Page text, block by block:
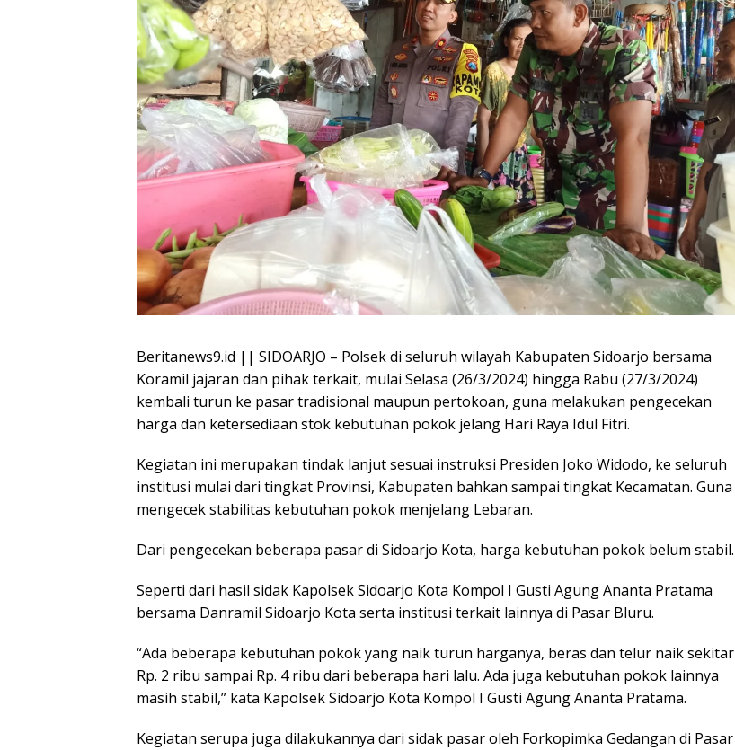
Beritanews9.id || SIDOARJO – Polsek di seluruh wilayah Kabupaten Sidoarjo bersama
Koramil jajaran dan pihak terkait, mulai Selasa (26/3/2024) hingga Rabu (27/3/2024)
kembali turun ke pasar tradisional maupun pertokoan, guna melakukan pengecekan
harga dan ketersediaan stok kebutuhan pokok jelang Hari Raya Idul Fitri.
Kegiatan ini merupakan tindak lanjut sesuai instruksi Presiden Joko Widodo, ke seluruh
institusi mulai dari tingkat Provinsi, Kabupaten bahkan sampai tingkat Kecamatan. Guna
mengecek stabilitas kebutuhan pokok menjelang Lebaran.
Dari pengecekan beberapa pasar di Sidoarjo Kota, harga kebutuhan pokok belum stabil.
Seperti dari hasil sidak Kapolsek Sidoarjo Kota Kompol I Gusti Agung Ananta Pratama
bersama Danramil Sidoarjo Kota serta institusi terkait lainnya di Pasar Bluru.
“Ada beberapa kebutuhan pokok yang naik turun harganya, beras dan telur naik sekitar
Rp. 2 ribu sampai Rp. 4 ribu dari beberapa hari lalu. Ada juga kebutuhan pokok lainnya
masih stabil,” kata Kapolsek Sidoarjo Kota Kompol I Gusti Agung Ananta Pratama.
Kegiatan serupa juga dilakukannya dari sidak pasar oleh Forkopimka Gedangan di Pasar